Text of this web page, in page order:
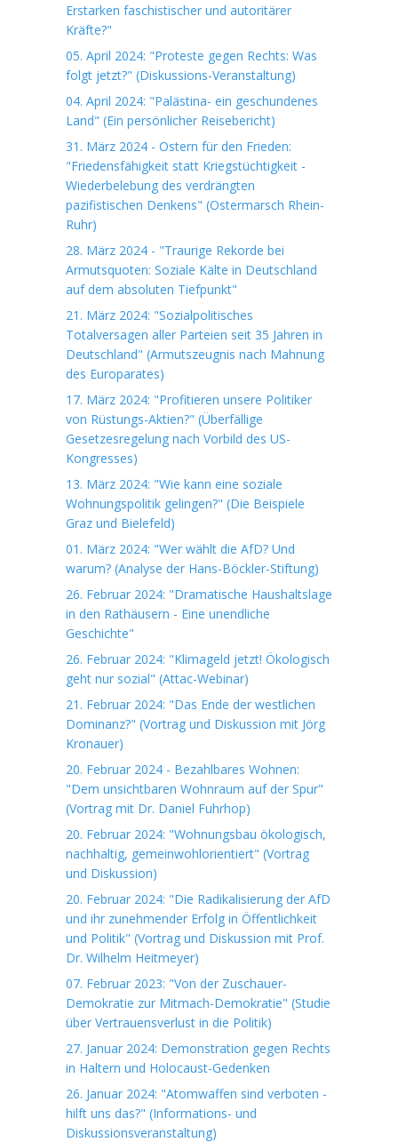
Erstarken faschistischer und autoritärer
Kräfte?"
05. April 2024: "Proteste gegen Rechts: Was
folgt jetzt?" (Diskussions-Veranstaltung)
04. April 2024: "Palästina- ein geschundenes
Land" (Ein persönlicher Reisebericht)
31. März 2024 - Ostern für den Frieden:
"Friedensfähigkeit statt Kriegstüchtigkeit -
Wiederbelebung des verdrängten
pazifistischen Denkens" (Ostermarsch Rhein-
Ruhr)
28. März 2024 - "Traurige Rekorde bei
Armutsquoten: Soziale Kälte in Deutschland
auf dem absoluten Tiefpunkt"
21. März 2024: "Sozialpolitisches
Totalversagen aller Parteien seit 35 Jahren in
Deutschland" (Armutszeugnis nach Mahnung
des Europarates)
17. März 2024: "Profitieren unsere Politiker
von Rüstungs-Aktien?" (Überfällige
Gesetzesregelung nach Vorbild des US-
Kongresses)
13. März 2024: "Wie kann eine soziale
Wohnungspolitik gelingen?" (Die Beispiele
Graz und Bielefeld)
01. März 2024: "Wer wählt die AfD? Und
warum? (Analyse der Hans-Böckler-Stiftung)
26. Februar 2024: "Dramatische Haushaltslage
in den Rathäusern - Eine unendliche
Geschichte"
26. Februar 2024: "Klimageld jetzt! Ökologisch
geht nur sozial" (Attac-Webinar)
21. Februar 2024: "Das Ende der westlichen
Dominanz?" (Vortrag und Diskussion mit Jörg
Kronauer)
20. Februar 2024 - Bezahlbares Wohnen:
"Dem unsichtbaren Wohnraum auf der Spur"
(Vortrag mit Dr. Daniel Fuhrhop)
20. Februar 2024: "Wohnungsbau ökologisch,
nachhaltig, gemeinwohlorientiert" (Vortrag
und Diskussion)
20. Februar 2024: "Die Radikalisierung der AfD
und ihr zunehmender Erfolg in Öffentlichkeit
und Politik" (Vortrag und Diskussion mit Prof.
Dr. Wilhelm Heitmeyer)
07. Februar 2023: "Von der Zuschauer-
Demokratie zur Mitmach-Demokratie" (Studie
über Vertrauensverlust in die Politik)
27. Januar 2024: Demonstration gegen Rechts
in Haltern und Holocaust-Gedenken
26. Januar 2024: "Atomwaffen sind verboten -
hilft uns das?" (Informations- und
Diskussionsveranstaltung)